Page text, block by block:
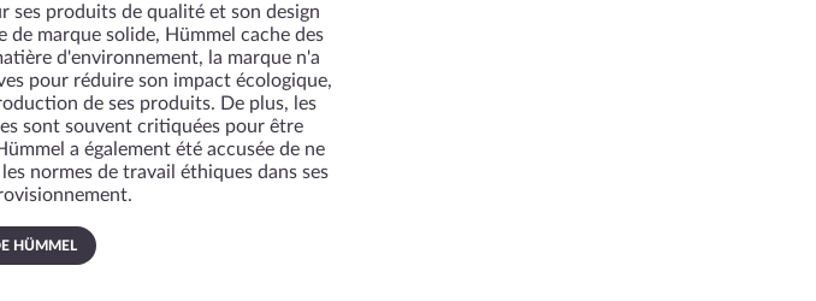
ses produits de qualité et son design
de marque solide, Hümmel cache des
d'environnement, la marque n'a
pour réduire son impact écologique,
de ses produits. De plus, les
sont souvent critiquées pour être
a également été accusée de ne
normes de travail éthiques dans ses
HÜMMEL